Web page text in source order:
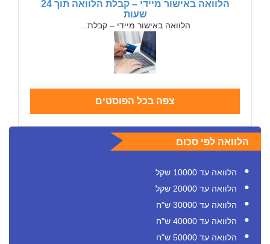
הלוואה באישור מיידי – קבלת הלוואה תוך 24
שעות
הלוואה באישור מיידי – קבלת...
צפה בכל הפוסטים
הלוואה לפי סכום
הלוואה עד 10000 שקל
הלוואה עד 20000 שקל
הלוואה עד 30000 ש"ח
הלוואה עד 40000 ש"ח
הלוואה עד 50000 ש"ח